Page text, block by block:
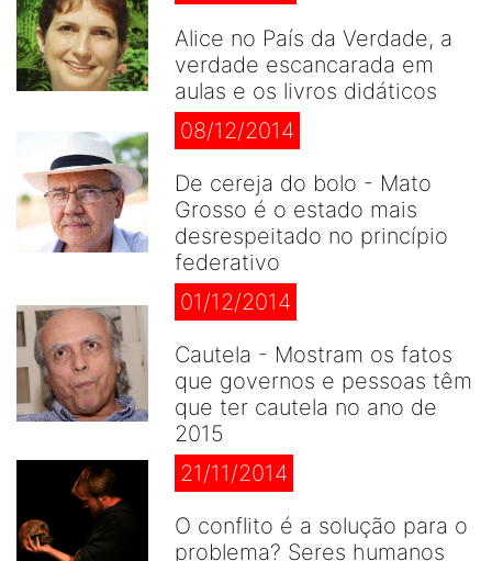
Alice no País da Verdade, a
verdade escancarada em
aulas e os livros didáticos
08/12/2014
De cereja do bolo - Mato
Grosso é o estado mais
desrespeitado no princípio
federativo
01/12/2014
Cautela - Mostram os fatos
que governos e pessoas têm
que ter cautela no ano de
2015
21/11/2014
O conflito é a solução para o
problema? Seres humanos